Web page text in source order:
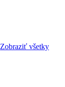
Zobraziť všetky